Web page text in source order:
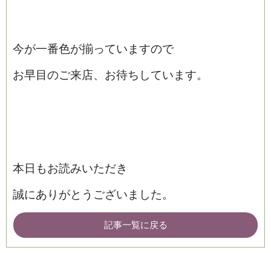
今が一番色が揃っていますので
お早目のご来店、お待ちしています。
本日もお読みいただき
誠にありがとうございました。
記事一覧に戻る